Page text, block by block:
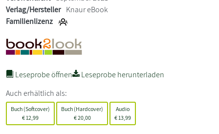
Verlag/Hersteller Knaur eBook
Familienlizenz
Leseprobe öffnen
Leseprobe herunterladen
Auch erhältlich als:
Buch (Softcover)
€ 12,99
Buch (Hardcover)
€20,00
Audio
€ 13,99